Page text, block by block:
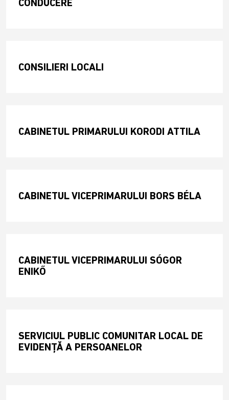
CONDUCERE
CONSILIERI LOCALI
CABINETUL PRIMARULUI KORODI ATTILA
CABINETUL VICEPRIMARULUI BORS BÉLA
CABINETUL VICEPRIMARULUI SÓGOR
ENIKŐ
SERVICIUL PUBLIC COMUNITAR LOCAL DE
EVIDENȚĂ A PERSOANELOR